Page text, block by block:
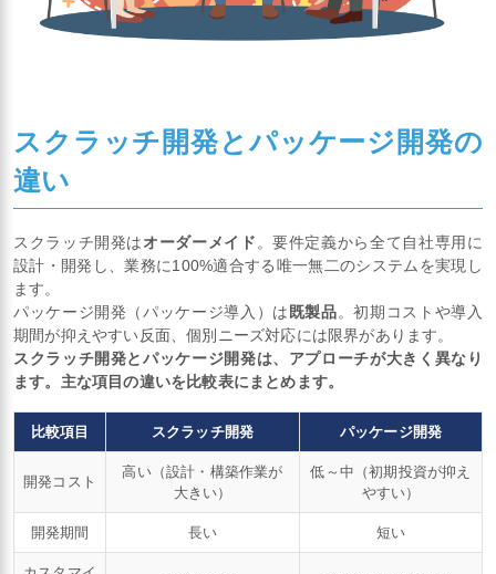
スクラッチ開発とパッケージ開発の
違い
スクラッチ開発はオーダーメイド。要件定義から全て自社専用に
設計・開発し、業務に100%適合する唯一無二のシステムを実現し
ます。
パッケージ開発（パッケージ導入）は 既製品。初期コストや導入
期間が抑えやすい反面、個別ニーズ対応には限界があります。
スクラッチ開発とパッケージ開発は、アプローチが大きく異なり
ます。主な項目の違いを比較表にまとめます。
比較項目 スクラッチ開発 パッケージ開発
開発コスト
高い（設計・構築作業が
大きい）
低～中（初期投資が抑え
やすい）
開発期間 長い 短い